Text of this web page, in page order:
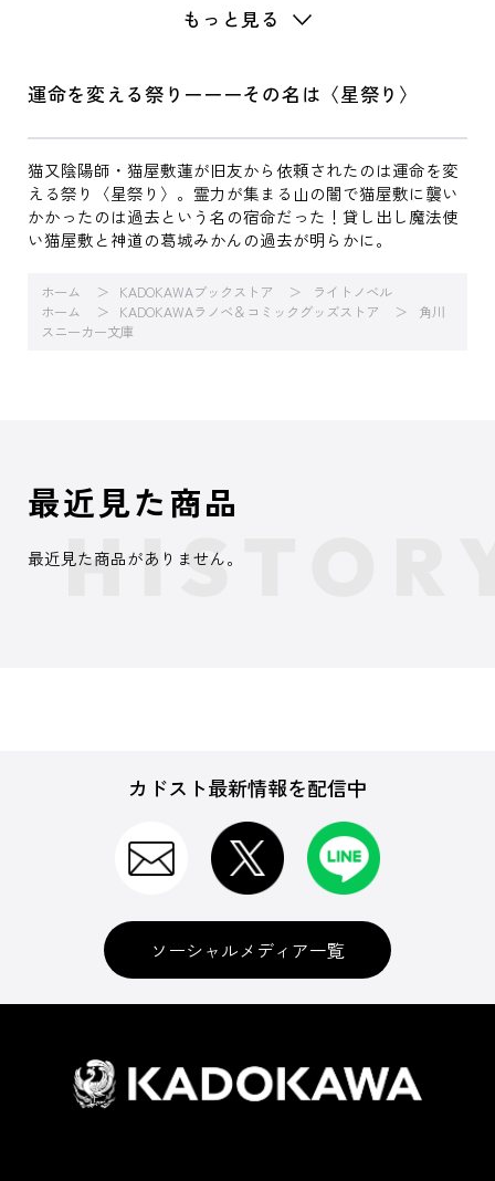
もっと見る
運命を変える祭りーーーその名は〈星祭り〉
猫又陰陽師・猫屋敷蓮が旧友から依頼されたのは運命を変
える祭り〈星祭り〉。霊力が集まる山の闇で猫屋敷に襲い
かかったのは過去という名の宿命だった！貸し出し魔法使
い猫屋敷と神道の葛城みかんの過去が明らかに。
ホーム KADOKAWAブックストア
ライトノベル
ホーム
KADOKAWAラノベ＆コミックグッズストア
角川
スニーカー文庫
最近見た商品
最近見た商品がありません。
カドスト最新情報を配信中
ソーシャルメディア一覧